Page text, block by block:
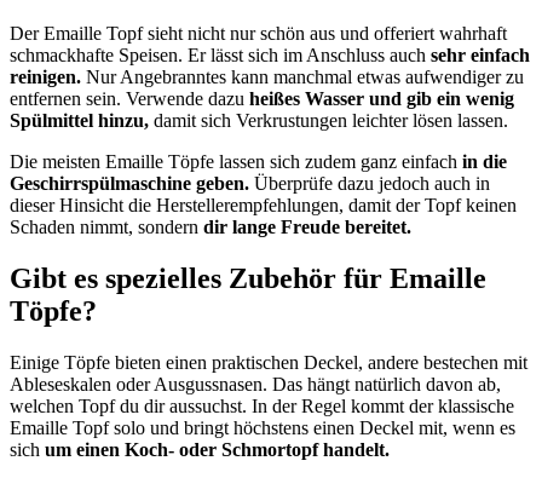
Der Emaille Topf sieht nicht nur schön aus und offeriert wahrhaft
schmackhafte Speisen. Er lässt sich im Anschluss auch sehr einfach
reinigen. Nur Angebranntes kann manchmal etwas aufwendiger zu
entfernen sein. Verwende dazu heißes Wasser und gib ein wenig
Spülmittel hinzu, damit sich Verkrustungen leichter lösen lassen.
Die meisten Emaille Töpfe lassen sich zudem ganz einfach in die
Geschirrspülmaschine geben. Überprüfe dazu jedoch auch in
dieser Hinsicht die Herstellerempfehlungen, damit der Topf keinen
Schaden nimmt, sondern dir lange Freude bereitet.
Gibt es spezielles Zubehör für Emaille
Töpfe?
Einige Töpfe bieten einen praktischen Deckel, andere bestechen mit
Ableseskalen oder Ausgussnasen. Das hängt natürlich davon ab,
welchen Topf du dir aussuchst. In der Regel kommt der klassische
Emaille Topf solo und bringt höchstens einen Deckel mit, wenn es
sich um einen Koch- oder Schmortopf handelt.